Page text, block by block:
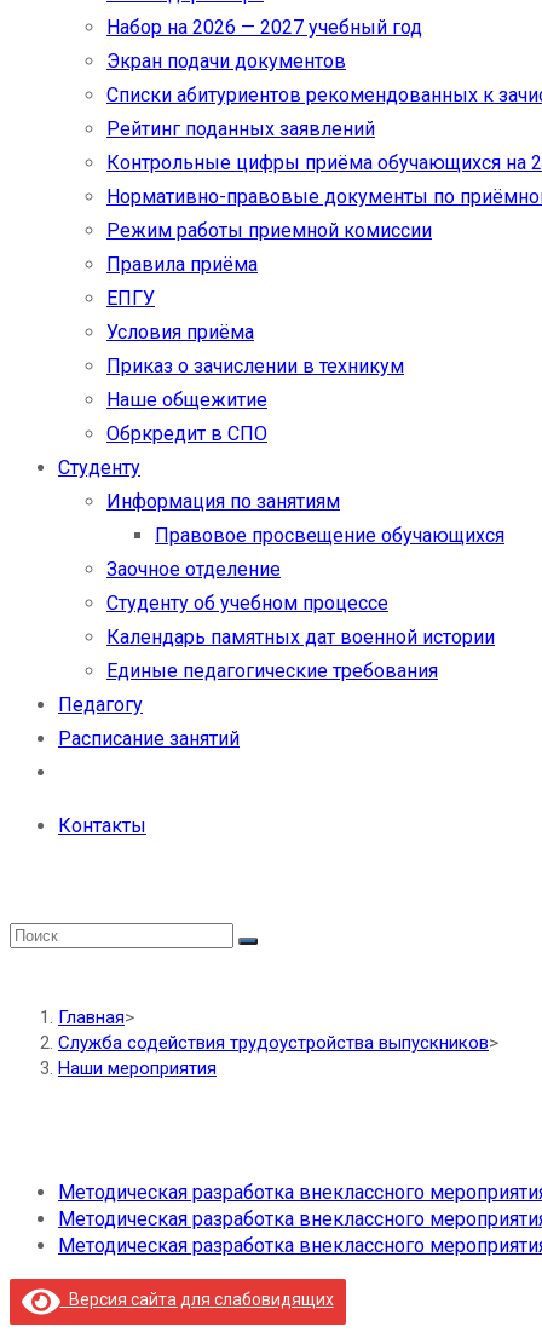
Набор на 2026 — 2027 учебный год
Экран подачи документов
Cписки абитуриентов рекомендованных к
Рейтинг поданных заявлений
Контрольные цифры приёма обучающихся на
Нормативно-правовые документы по
Режим работы приемной комиссии
Правила приёма
ЕПГУ
Условия приёма
Приказ о зачислении в техникум
Наше общежитие
Обркредит в СПО
Студенту
Информация по занятиям
Правовое просвещение обучающихся
Заочное отделение
Студенту об учебном процессе
Календарь памятных дат военной истории
Единые педагогические требования
Педагогу
Расписание занятий
Контакты
Главная>
Служба содействия трудоустройства выпускников>
Наши мероприятия
Методическая разработка внеклассного
Методическая разработка внеклассного
Методическая разработка внеклассного
Версия сайта для слабовидящих